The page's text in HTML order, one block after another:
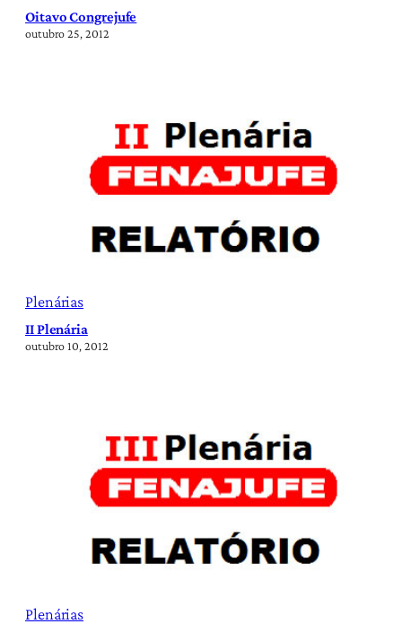
Oitavo Congrejufe
outubro 25, 2012
Plenárias
II Plenária
outubro 10, 2012
Plenárias